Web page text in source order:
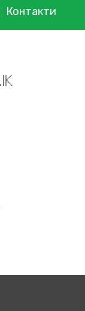
Контакти